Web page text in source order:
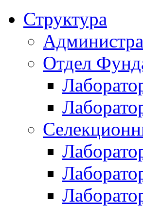
Структура
Отдел